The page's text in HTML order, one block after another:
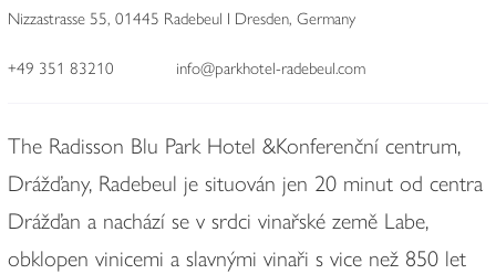
Nizzastrasse 55, 01445 Radebeul I Dresden, Germany
+49 351 83210 info@parkhotel-radebeul.com
The Radisson Blu Park Hotel &Konferenční centrum,
Drážďany, Radebeul je situován jen 20 minut od centra
Drážďan a nachází se v srdci vinařské země Labe,
obklopen vinicemi a slavnými vinaři s vice než 850 let